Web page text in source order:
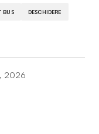
BUS DESCHIDERE
2026